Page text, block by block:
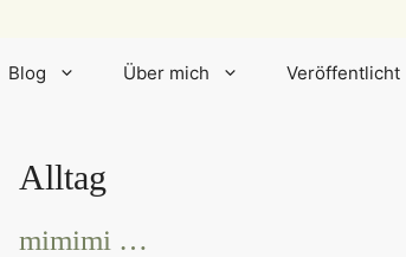
Blog Über mich Veröffentlicht
Alltag
mimimi …